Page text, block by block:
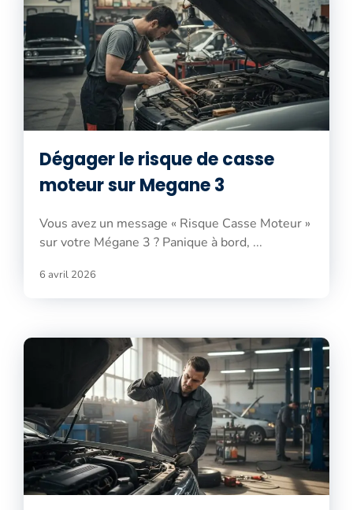
Dégager le risque de casse
moteur sur Megane 3
Vous avez un message « Risque Casse Moteur »
sur votre Mégane 3 ? Panique à bord, ...
6 avril 2026